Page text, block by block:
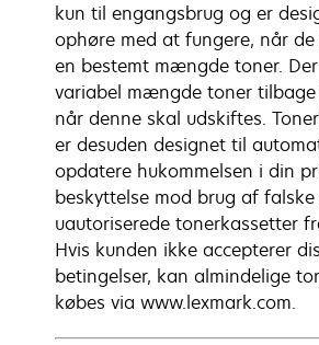
kun til engangsbrug og er
ophøre med at fungere, når
en bestemt mængde toner.
variabel mængde toner tilbage
når denne skal udskiftes.
er desuden designet til
opdatere hukommelsen i din
beskyttelse mod brug af
uautoriserede tonerkassetter
Hvis kunden ikke accepterer
betingelser, kan almindelige
købes via www.lexmark.com.